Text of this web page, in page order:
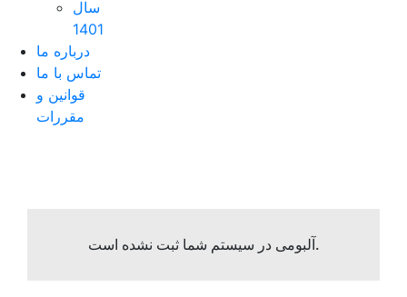
سال
1401
درباره ما
تماس با ما
قوانین و
مقررات
آلبومی در سیستم شما ثبت نشده است.